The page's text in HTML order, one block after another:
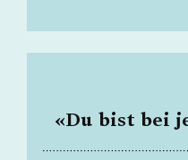
«Du bist bei